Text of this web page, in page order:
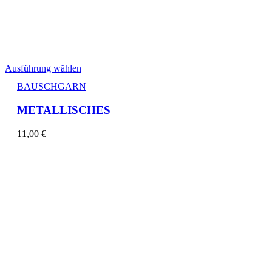
Ausführung wählen
BAUSCHGARN
METALLISCHES
11,00 €